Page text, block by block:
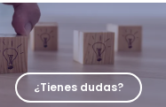
¿Tienes dudas?